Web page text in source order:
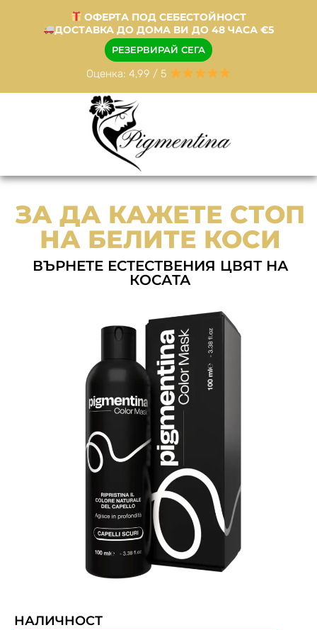
ОФЕРТА ПОД СЕБЕСТОЙНОСТ
ДОСТАВКА ДО ДОМА ВИ ДО 48 ЧАСА €5
РЕЗЕРВИРАЙ СЕГА
Оценка: 4,99 / 5
ЗА ДА КАЖЕТЕ СТОП
НА БЕЛИТЕ КОСИ
ВЪРНЕТЕ ЕСТЕСТВЕНИЯ ЦВЯТ НА
КОСАТА
НАЛИЧНОСТ